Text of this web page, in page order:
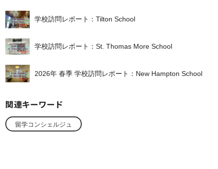
学校訪問レポート：Tilton School
学校訪問レポート：St. Thomas More School
2026年 春季 学校訪問レポート：New Hampton School
関連キーワード
留学コンシェルジュ